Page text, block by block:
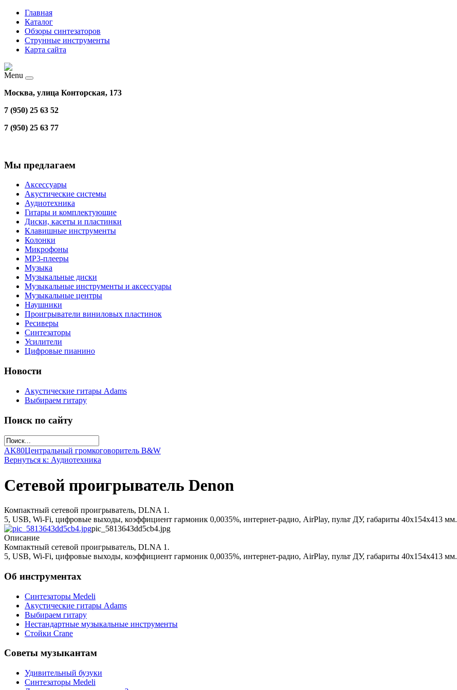
Главная
Каталог
Обзоры синтезаторов
Струнные инструменты
Карта сайта
Menu
Москва, улица Конторская, 173
7 (950) 25 63 52
7 (950) 25 63 77
Мы предлагаем
Аксессуары
Акустические системы
Аудиотехника
Гитары и комплектующие
Диски, касеты и пластинки
Клавишные инструменты
Колонки
Микрофоны
МР3-плееры
Музыка
Музыкальные диски
Музыкальные инструменты и аксессуары
Музыкальные центры
Наушники
Проигрыватели виниловых пластинок
Ресиверы
Синтезаторы
Усилители
Цифровые пианино
Новости
Акустические гитары Adams
Выбираем гитару
Поиск по сайту
AK80Центральный громкоговоритель B&W
Вернуться к: Аудиотехника
Сетевой проигрыватель Denon
Компактный сетевой проигрыватель, DLNA 1.
5, USB, Wi-Fi, цифровые выходы, коэффициент гармоник 0,0035%, интернет-радио, AirPlay, пульт ДУ, габариты 40x154x413 мм.
pic_5813643dd5cb4.jpg
Описание
Компактный сетевой проигрыватель, DLNA 1.
5, USB, Wi-Fi, цифровые выходы, коэффициент гармоник 0,0035%, интернет-радио, AirPlay, пульт ДУ, габариты 40x154x413 мм.
Об инструментах
Синтезаторы Мedeli
Акустические гитары Adams
Выбираем гитару
Нестандартные музыкальные инструменты
Стойки Crane
Советы музыкантам
Удивительный бузуки
Синтезаторы Мedeli